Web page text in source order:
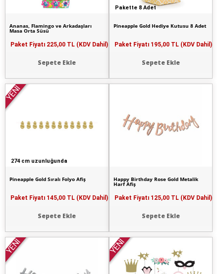
Ananas, Flamingo ve Arkadaşları
Masa Orta Süsü
Paket Fiyatı 225,00 TL (KDV Dahil)
Sepete Ekle
Pakette 8 Adet
Pineapple Gold Hediye Kutusu 8 Adet
Paket Fiyatı 195,00 TL (KDV Dahil)
Sepete Ekle
274 cm uzunluğunda
YENİ
Pineapple Gold Sıralı Folyo Afiş
Paket Fiyatı 145,00 TL (KDV Dahil)
Sepete Ekle
Happy Birthday Rose Gold Metalik
Harf Afiş
Paket Fiyatı 125,00 TL (KDV Dahil)
Sepete Ekle
YENİ YENİ